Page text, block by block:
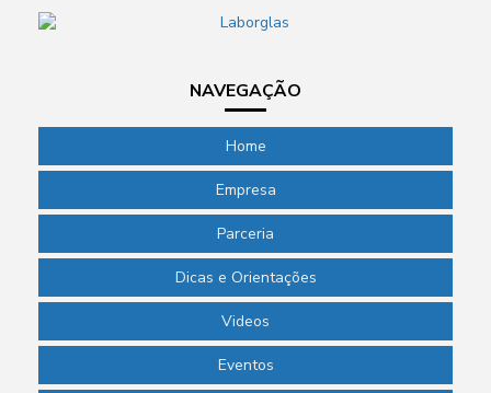
NAVEGAÇÃO
Home
Empresa
Parceria
Dicas e Orientações
Videos
Eventos